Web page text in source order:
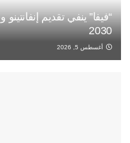
“فيفا” ينفي تقديم
2030
أغسطس 5, 2026